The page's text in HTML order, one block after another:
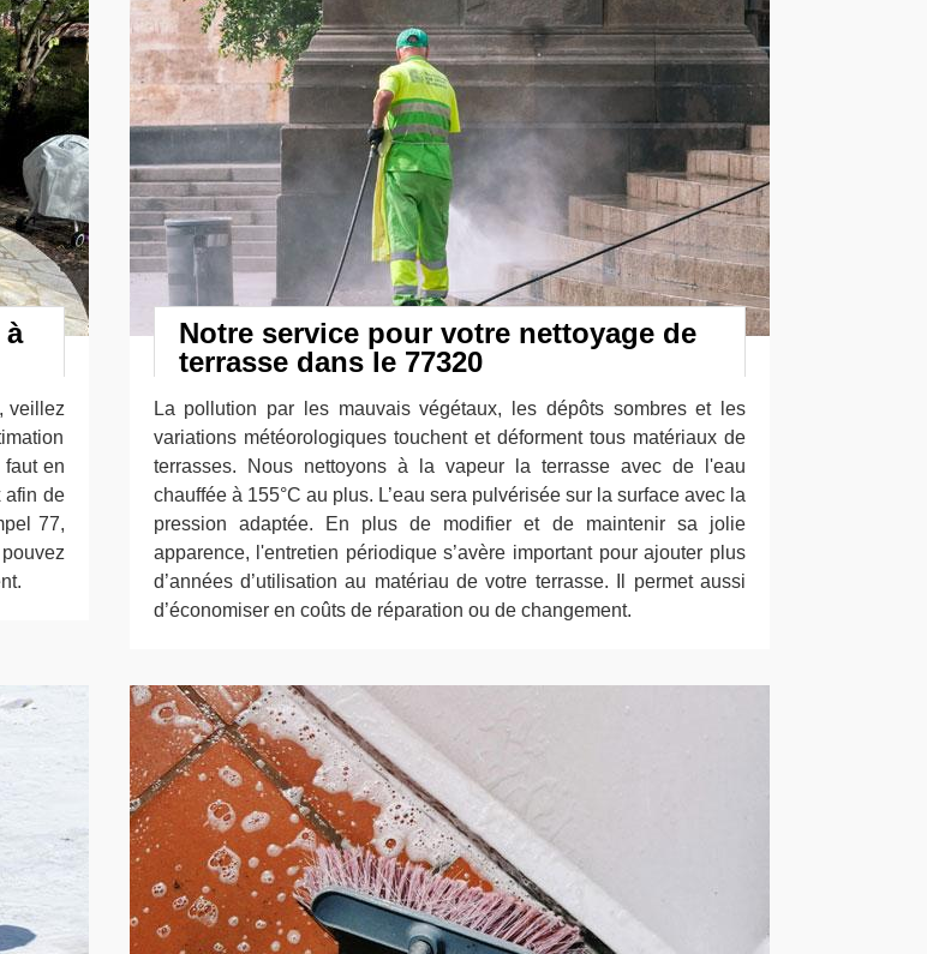
à
veillez
faut en
afin de
77,
Notre service pour votre nettoyage de
terrasse dans le 77320
La pollution par les mauvais végétaux, les dépôts sombres et les
variations météorologiques touchent et déforment tous matériaux de
terrasses. Nous nettoyons à la vapeur la terrasse avec de l'eau
chauffée à 155°C au plus. L’eau sera pulvérisée sur la surface avec la
pression adaptée. En plus de modifier et de maintenir sa jolie
apparence, l'entretien périodique s’avère important pour ajouter plus
d’années d’utilisation au matériau de votre terrasse. Il permet aussi
d’économiser en coûts de réparation ou de changement.